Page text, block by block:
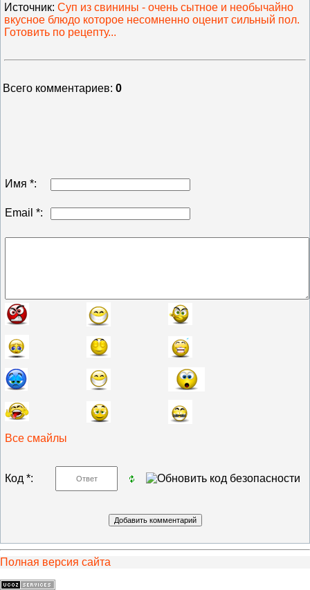
Источник: Суп из свинины - очень сытное и необычайно
вкусное блюдо которое несомненно оценит сильный пол.
Готовить по рецепту...
Всего комментариев: 0
Имя *:
Email *:
Все смайлы
Код *:
Полная версия сайта